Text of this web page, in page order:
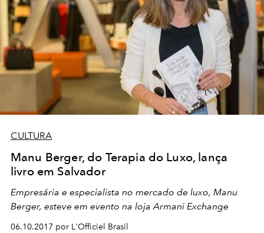
CULTURA
Manu Berger, do Terapia do Luxo, lança
livro em Salvador
Empresária e especialista no mercado de luxo, Manu
Berger, esteve em evento na loja Armani Exchange
06.10.2017 por L'Officiel Brasil